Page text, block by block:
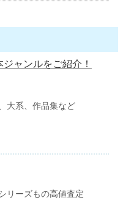
ャンルをご紹介！
大系、作品集など
リーズもの高値査定